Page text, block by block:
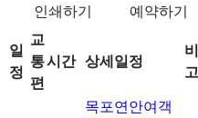
예약하기
인쇄하기
일
정
교
통
편
시간 상세일정
비
고
목포연안여객